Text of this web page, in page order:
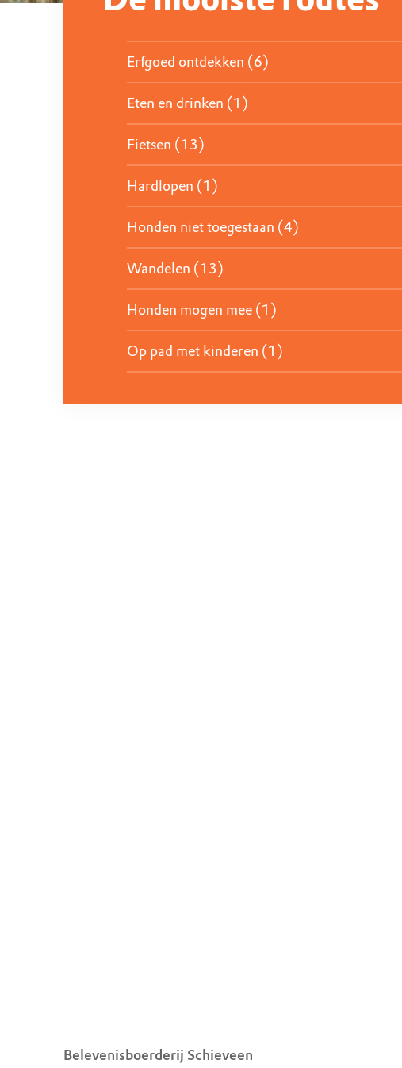
Erfgoed ontdekken (6)
Eten en drinken (1)
Fietsen (13)
Hardlopen (1)
Honden niet toegestaan (4)
Wandelen (13)
Honden mogen mee (1)
Op pad met kinderen (1)
Belevenisboerderij Schieveen